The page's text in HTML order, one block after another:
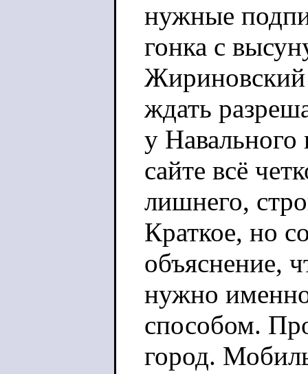
нужные
гонка с
Жириновский
ждать
у
сайте всё
лишнего,
Краткое, но
объяснение,
нужно
способом.
город.